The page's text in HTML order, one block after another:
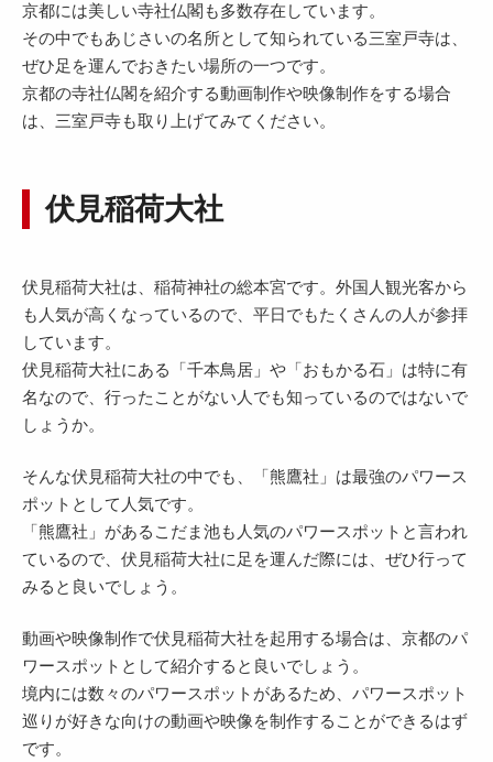
京都には美しい寺社仏閣も多数存在しています。
その中でもあじさいの名所として知られている三室戸寺は、
ぜひ足を運んでおきたい場所の一つです。
京都の寺社仏閣を紹介する動画制作や映像制作をする場合
は、三室戸寺も取り上げてみてください。
伏見稲荷大社
伏見稲荷大社は、稲荷神社の総本宮です。外国人観光客から
も人気が高くなっているので、平日でもたくさんの人が参拝
しています。
伏見稲荷大社にある「千本鳥居」や「おもかる石」は特に有
名なので、行ったことがない人でも知っているのではないで
しょうか。
そんな伏見稲荷大社の中でも、「熊鷹社」は最強のパワース
ポットとして人気です。
「熊鷹社」があるこだま池も人気のパワースポットと言われ
ているので、伏見稲荷大社に足を運んだ際には、ぜひ行って
みると良いでしょう。
動画や映像制作で伏見稲荷大社を起用する場合は、京都のパ
ワースポットとして紹介すると良いでしょう。
境内には数々のパワースポットがあるため、パワースポット
巡りが好きな向けの動画や映像を制作することができるはず
です。